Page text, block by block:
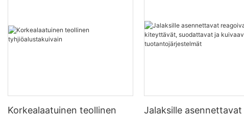
Korkealaatuinen teollinen
Jalaksille asennettavat